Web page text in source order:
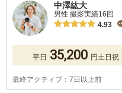
中澤紘大
男性 撮影実績16回
4.93
平日 35,200 円土日祝
最終アクティブ：7日以上前